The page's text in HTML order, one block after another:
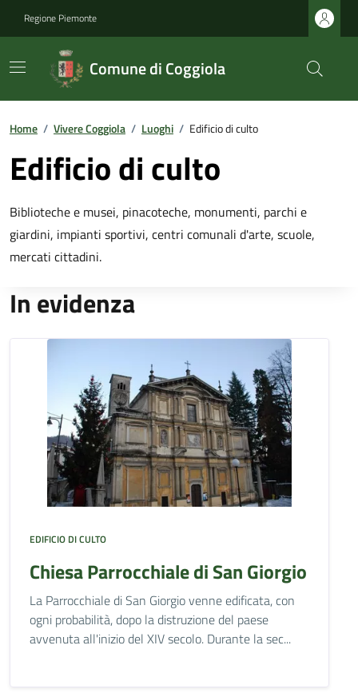
Regione Piemonte
Comune di Coggiola
Home / Vivere Coggiola / Luoghi / Edificio di culto
Edificio di culto
Biblioteche e musei, pinacoteche, monumenti, parchi e
giardini, impianti sportivi, centri comunali d'arte, scuole,
mercati cittadini.
In evidenza
EDIFICIO DI CULTO
Chiesa Parrocchiale di San Giorgio
La Parrocchiale di San Giorgio venne edificata, con
ogni probabilità, dopo la distruzione del paese
avvenuta all'inizio del XIV secolo. Durante la sec...